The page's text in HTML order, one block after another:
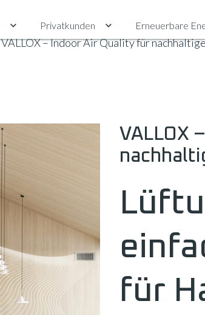
Untermenü für Gewerbekunden umschalten
Privatkunden Untermenü für
Erneuerbare
VALLOX – Indoor Air Quality für
VALLOX
für